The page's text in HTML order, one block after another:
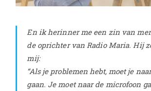
En ik herinner me een zin van
de oprichter van Radio Maria. Hij
mij:
“Als je problemen hebt, moet je
gaan. Je moet naar de microfoon